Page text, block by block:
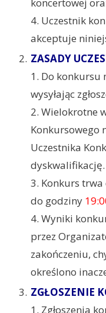
4. Uczestnik
akceptuje
ZASADY
1. Do konkursu
wysyłając
2. Wielokrotne
Konkursowego
Uczestnika
dyskwalifikację.
3. Konkurs
do godziny
4. Wyniki
przez
zakończeniu,
określono
ZGŁOSZENIE
1. Zgłoszenia